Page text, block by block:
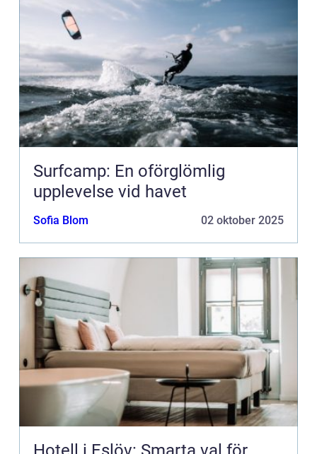
Surfcamp: En oförglömlig
upplevelse vid havet
Sofia Blom 02 oktober 2025